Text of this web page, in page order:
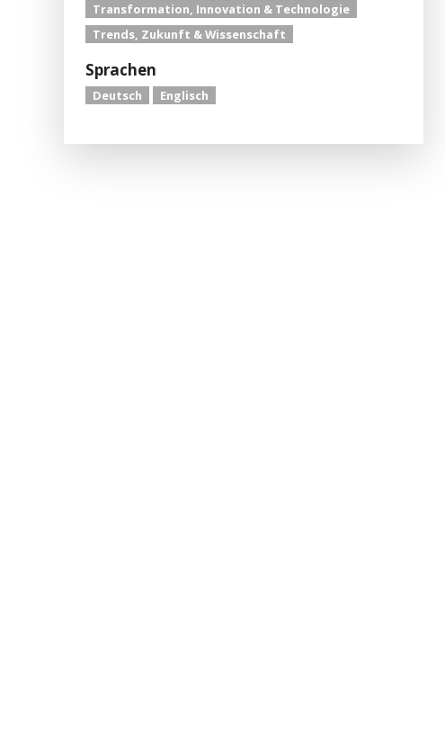
Transformation, Innovation & Technologie
Trends, Zukunft & Wissenschaft
Sprachen
Deutsch Englisch